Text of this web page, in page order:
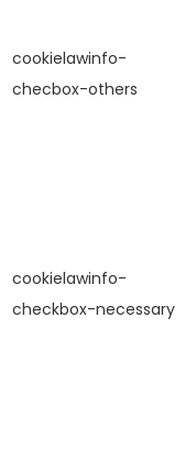
cookielawinfo-
checbox-others
cookielawinfo-
checkbox-necessary